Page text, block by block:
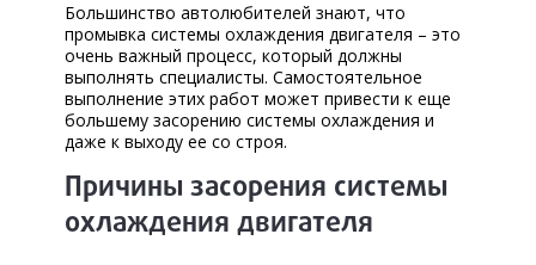
Большинство автолюбителей знают, что
промывка системы охлаждения двигателя – это
очень важный процесс, который должны
выполнять специалисты. Самостоятельное
выполнение этих работ может привести к еще
большему засорению системы охлаждения и
даже к выходу ее со строя.
Причины засорения системы
охлаждения двигателя